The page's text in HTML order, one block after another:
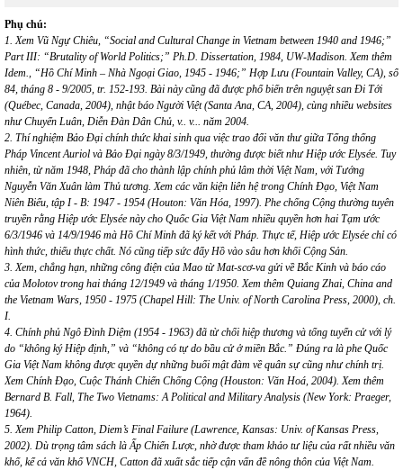
Phụ chú:
1. Xem Vũ Ngự Chiêu, “Social and Cultural Change in Vietnam between 1940 and 1946;”
Part III: “Brutality of World Politics;” Ph.D. Dissertation, 1984, UW-Madison. Xem thêm
Idem., “Hồ Chí Minh – Nhà Ngoại Giao, 1945 - 1946;” Hợp Lưu (Fountain Valley, CA), số
84, tháng 8 - 9/2005, tr. 152-193. Bài này cũng đã được phổ biến trên nguyệt san Đi Tới
(Québec, Canada, 2004), nhật báo Người Việt (Santa Ana, CA, 2004), cùng nhiều websites
như Chuyển Luân, Diễn Đàn Dân Chủ, v.. v... năm 2004.
2. Thí nghiệm Bảo Đại chính thức khai sinh qua việc trao đổi văn thư giữa Tổng thống
Pháp Vincent Auriol và Bảo Đại ngày 8/3/1949, thường được biết như Hiệp ước Elysée. Tuy
nhiên, từ năm 1948, Pháp đã cho thành lập chính phủ lâm thời Việt Nam, với Tướng
Nguyễn Văn Xuân làm Thủ tương. Xem các văn kiện liên hệ trong Chính Đạo, Việt Nam
Niên Biểu, tập I - B: 1947 - 1954 (Houton: Văn Hóa, 1997). Phe chống Cộng thường tuyên
truyền rằng Hiệp ước Elysée này cho Quốc Gia Việt Nam nhiều quyền hơn hai Tạm ước
6/3/1946 và 14/9/1946 mà Hồ Chí Minh đã ký kết với Pháp. Thực tế, Hiệp ước Elysée chỉ có
hình thức, thiếu thực chất. Nó cũng tiếp sức đẩy Hồ vào sâu hơn khối Cộng Sản.
3. Xem, chẳng hạn, những công điện của Mao từ Mat-scơ-va gửi về Bắc Kinh và báo cáo
của Molotov trong hai tháng 12/1949 và tháng 1/1950. Xem thêm Quiang Zhai, China and
the Vietnam Wars, 1950 - 1975 (Chapel Hill: The Univ. of North Carolina Press, 2000), ch.
I.
4. Chính phủ Ngô Đình Diệm (1954 - 1963) đã từ chối hiệp thương và tổng tuyển cử với lý
do “không ký Hiệp định,” và “không có tự do bầu cử ở miền Bắc.” Đúng ra là phe Quốc
Gia Việt Nam không được quyền dự những buổi mật đàm về quân sự cũng như chính trị.
Xem Chính Đạo, Cuộc Thánh Chiến Chống Cộng (Houston: Văn Hoá, 2004). Xem thêm
Bernard B. Fall, The Two Vietnams: A Political and Military Analysis (New York: Praeger,
1964).
5. Xem Philip Catton, Diem’s Final Failure (Lawrence, Kansas: Univ. of Kansas Press,
2002). Dù trọng tâm sách là Ấp Chiến Lược, nhờ được tham khảo tư liệu của rất nhiều văn
khố, kể cả văn khố VNCH, Catton đã xuất sắc tiếp cận vấn đề nông thôn của Việt Nam.